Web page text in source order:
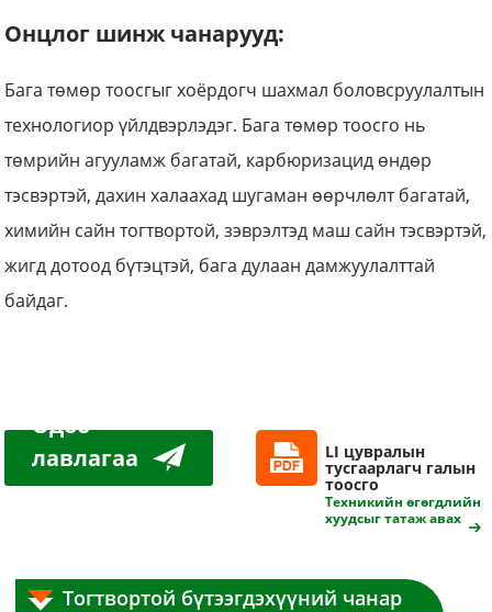
Онцлог шинж чанарууд:
Бага төмөр тоосгыг хоёрдогч шахмал боловсруулалтын
технологиор үйлдвэрлэдэг. Бага төмөр тоосго нь
төмрийн агууламж багатай, карбюризацид өндөр
тэсвэртэй, дахин халаахад шугаман өөрчлөлт багатай,
химийн сайн тогтвортой, зэврэлтэд маш сайн тэсвэртэй,
жигд дотоод бүтэцтэй, бага дулаан дамжуулалттай
байдаг.
Одоо
лавлагаа
авах
LI цувралын
тусгаарлагч галын
тоосго
Техникийн өгөгдлийн
хуудсыг татаж авах
Тогтвортой бүтээгдэхүүний чанар